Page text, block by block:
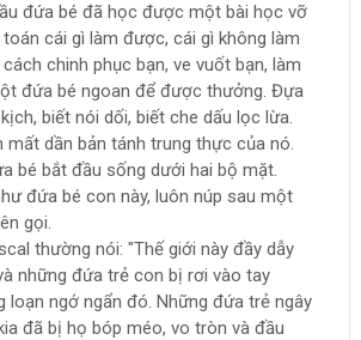
đứa bé đã học được một bài học vỡ
cái gì làm được, cái gì không làm
chinh phục bạn, ve vuốt bạn, làm
đứa bé ngoan để được thưởng. Đựa
biết nói dối, biết che dấu lọc lừa.
mất dần bản tánh trung thực của nó.
bé bắt đầu sống dưới hai bộ mặt.
đứa bé con này, luôn núp sau một
gọi.
thường nói: "Thế giới này đầy dẫy
những đứa trẻ con bị rơi vào tay
loạn ngớ ngẩn đó. Những đứa trẻ ngây
đã bị họ bóp méo, vo tròn và đầu